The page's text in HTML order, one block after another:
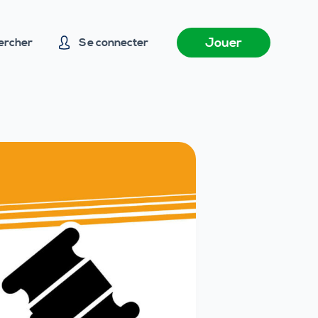
Se connecter Jouer